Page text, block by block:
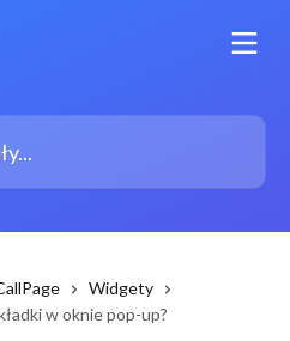
Widgety
w oknie pop-up?